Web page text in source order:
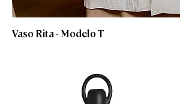
Vaso Rita - Modelo T